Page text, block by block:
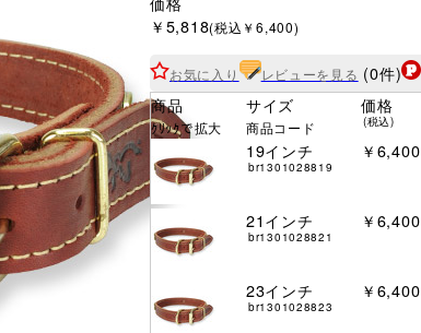
￥5,818(税込￥6,400)
お気に入り レビューを見る (0件)
商品
ｸﾘｯｸで拡大
サイズ
商品コード
価格
(税込)
19インチ
br1301028819
￥6,400
21インチ
br1301028821
￥6,400
23インチ
br1301028823
￥6,400